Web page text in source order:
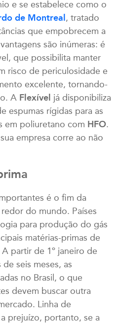
e se estabelece como o
de Montreal , tratado
que empobrecem a
são inúmeras: é
que possibilita manter
risco de periculosidade e
excelente, tornando-
A Flexível
já disponibiliza
espumas rígidas para as
em poliuretano com HFO.
empresa corre ao não
é o fim da
do mundo. Países
para produção do gás
matérias-primas de
partir de 1º janeiro de
seis meses, as
no Brasil, o que
devem buscar outra
Linha de
prejuízo, portanto, se a